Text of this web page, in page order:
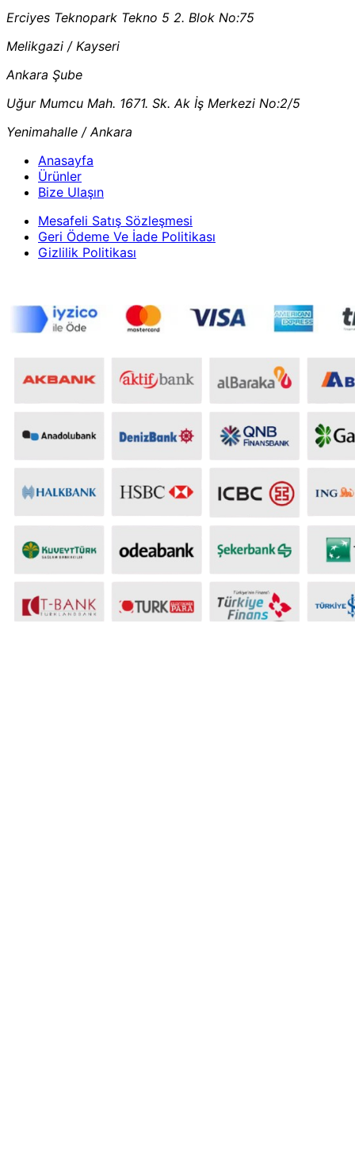
Erciyes Teknopark Tekno 5 2. Blok No:75
Melikgazi / Kayseri
Ankara Şube
Uğur Mumcu Mah. 1671. Sk. Ak İş Merkezi No:2/5
Yenimahalle / Ankara
Anasayfa
Ürünler
Bize Ulaşın
Mesafeli Satış Sözleşmesi
Geri Ödeme Ve İade Politikası
Gizlilik Politikası